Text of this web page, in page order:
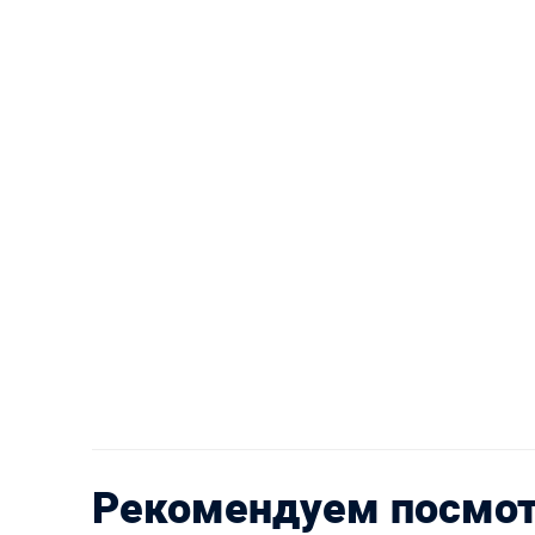
Рекомендуем